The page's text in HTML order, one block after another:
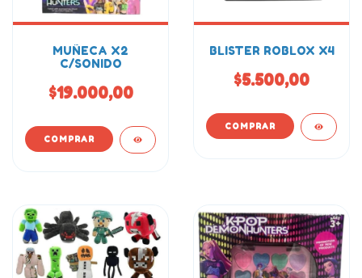
MUÑECA X2
C/SONIDO
$19.000,00
BLISTER ROBLOX X4
$5.500,00